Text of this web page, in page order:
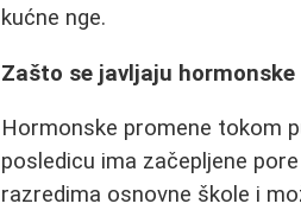
kućne nge.
Zašto se javljaju hormonske
Hormonske promene tokom
posledicu ima začepljene
razredima osnovne škole i